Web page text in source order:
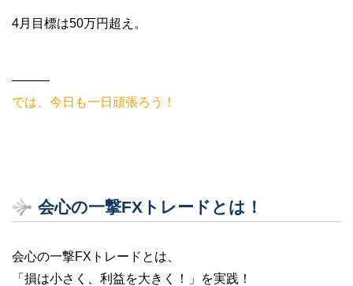
4月目標は50万円超え。
———
では、今日も一日頑張ろう！
会心の一撃FXトレードとは！
会心の一撃FXトレードとは、
「損は小さく、利益を大きく！」を実践！